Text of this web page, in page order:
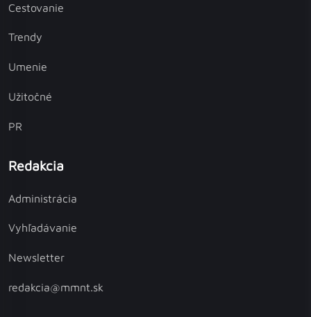
Cestovanie
Trendy
Umenie
Užitočné
PR
Redakcia
Administrácia
Vyhľadávanie
Newsletter
redakcia@mmnt.sk